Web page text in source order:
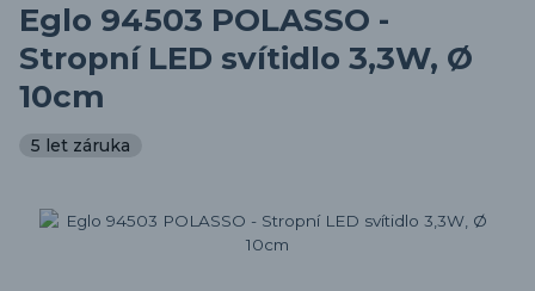
Eglo 94503 POLASSO -
Stropní LED svítidlo 3,3W, Ø
10cm
5 let záruka